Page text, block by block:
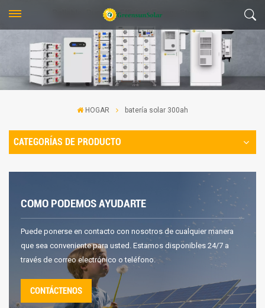
HOGAR batería solar 300ah
CATEGORÍAS DE PRODUCTO
COMO PODEMOS AYUDARTE
Puede ponerse en contacto con nosotros de cualquier manera
que sea conveniente para usted. Estamos disponibles 24/7 a
través de correo electrónico o teléfono.
CONTÁCTENOS